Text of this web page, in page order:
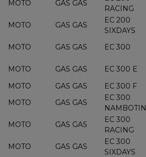
MOTO GAS GAS
RACING
MOTO
GAS GAS
EC 200
SIXDAYS
MOTO GAS GAS EC 300
MOTO
GAS GAS EC 300 E
MOTO
GAS GAS EC 300 F
MOTO
GAS GAS
EC 300
NAMBOTIN
MOTO
GAS GAS
EC 300
RACING
MOTO
GAS GAS
EC 300
SIXDAYS